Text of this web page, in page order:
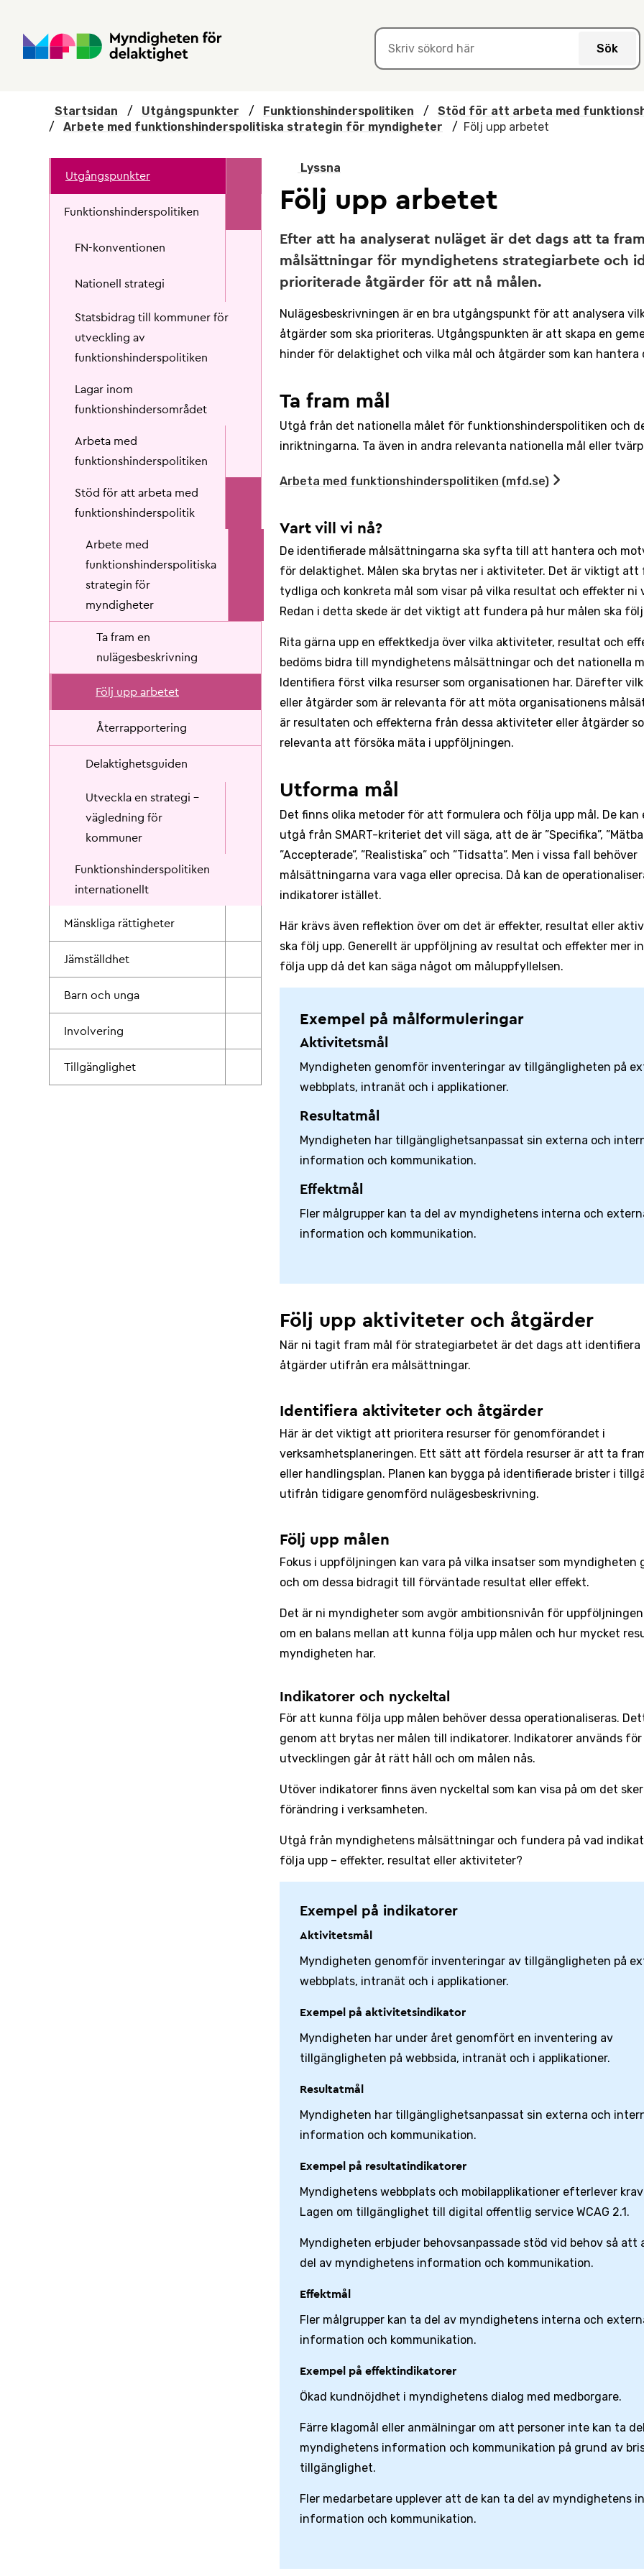
Sök
Startsidan / Utgångspunkter / Funktionshinderspolitiken /
Stöd för att arbeta med
/
Arbete med funktionshinderspolitiska strategin för myndigheter / Följ upp arbetet
Utgångspunkter
Funktionshinderspolitiken
FN-konventionen
Nationell strategi
Statsbidrag till kommuner för
utveckling av
funktionshinderspolitiken
Lagar inom
funktionshindersområdet
Arbeta med
funktionshinderspolitiken
Stöd för att arbeta med
funktionshinderspolitik
Arbete med
funktionshinderspolitiska
strategin för
myndigheter
Ta fram en
nulägesbeskrivning
Följ upp arbetet
Återrapportering
Delaktighetsguiden
Utveckla en strategi –
vägledning för
kommuner
Funktionshinderspolitiken
internationellt
Mänskliga rättigheter
Jämställdhet
Barn och unga
Involvering
Tillgänglighet
Lyssna
Följ upp arbetet
Efter att ha analyserat nuläget är det dags att ta fram
målsättningar för myndighetens strategiarbete och
prioriterade åtgärder för att nå målen.
Nulägesbeskrivningen är en bra utgångspunkt för att analysera
åtgärder som ska prioriteras. Utgångspunkten är att skapa en
hinder för delaktighet och vilka mål och åtgärder som kan hantera
Ta fram mål
Utgå från det nationella målet för funktionshinderspolitiken och
inriktningarna. Ta även in andra relevanta nationella mål eller
Arbeta med funktionshinderspolitiken (mfd.se)
Vart vill vi nå?
De identifierade målsättningarna ska syfta till att hantera och
för delaktighet. Målen ska brytas ner i aktiviteter. Det är viktigt att
tydliga och konkreta mål som visar på vilka resultat och effekter ni
Redan i detta skede är det viktigt att fundera på hur målen ska
Rita gärna upp en effektkedja över vilka aktiviteter, resultat och
bedöms bidra till myndighetens målsättningar och det nationella
Identifiera först vilka resurser som organisationen har. Därefter
eller åtgärder som är relevanta för att möta organisationens
är resultaten och effekterna från dessa aktiviteter eller åtgärder
relevanta att försöka mäta i uppföljningen.
Utforma mål
Det finns olika metoder för att formulera och följa upp mål. De kan
utgå från SMART-kriteriet det vill säga, att de är ”Specifika”,
”Accepterade”, ”Realistiska” och ”Tidsatta”. Men i vissa fall behöver
målsättningarna vara vaga eller oprecisa. Då kan de
indikatorer istället.
Här krävs även reflektion över om det är effekter, resultat eller
ska följ upp. Generellt är uppföljning av resultat och effekter mer
följa upp då det kan säga något om måluppfyllelsen.
Exempel på målformuleringar
Aktivitetsmål
Myndigheten genomför inventeringar av tillgängligheten på
webbplats, intranät och i applikationer.
Resultatmål
Myndigheten har tillgänglighetsanpassat sin externa och
information och kommunikation.
Effektmål
Fler målgrupper kan ta del av myndighetens interna och
information och kommunikation.
Följ upp aktiviteter och åtgärder
När ni tagit fram mål för strategiarbetet är det dags att identifiera
åtgärder utifrån era målsättningar.
­Identifiera aktiviteter och åtgärder
Här är det viktigt att prioritera resurser för genomförandet i
verksamhetsplaneringen. Ett sätt att fördela resurser är att ta
eller handlingsplan. Planen kan bygga på identifierade brister i
utifrån tidigare genomförd nulägesbeskrivning.
Följ upp målen
Fokus i uppföljningen kan vara på vilka insatser som myndigheten
och om dessa bidragit till förväntade resultat eller effekt.
Det är ni myndigheter som avgör ambitionsnivån för
om en balans mellan att kunna följa upp målen och hur mycket
myndigheten har.
Indikatorer och nyckeltal
För att kunna följa upp målen behöver dessa operationaliseras.
genom att brytas ner målen till indikatorer. Indikatorer används
utvecklingen går åt rätt håll och om målen nås.
Utöver indikatorer finns även nyckeltal som kan visa på om det
förändring i verksamheten.
Utgå från myndighetens målsättningar och fundera på vad
följa upp – effekter, resultat eller aktiviteter?
Exempel på indikatorer
Aktivitetsmål
Myndigheten genomför inventeringar av tillgängligheten på
webbplats, intranät och i applikationer.
Exempel på aktivitetsindikator
Myndigheten har under året genomfört en inventering av
tillgängligheten på webbsida, intranät och i applikationer.
Resultatmål
Myndigheten har tillgänglighetsanpassat sin externa och
information och kommunikation.
Exempel på resultatindikatorer
Myndighetens webbplats och mobilapplikationer efterlever
Lagen om tillgänglighet till digital offentlig service WCAG 2.1.
Myndigheten erbjuder behovsanpassade stöd vid behov så att
del av myndighetens information och kommunikation.
Effektmål
Fler målgrupper kan ta del av myndighetens interna och
information och kommunikation.
Exempel på effektindikatorer
Ökad kundnöjdhet i myndighetens dialog med medborgare.
Färre klagomål eller anmälningar om att personer inte kan ta
myndighetens information och kommunikation på grund av
tillgänglighet.
Fler medarbetare upplever att de kan ta del av myndighetens
information och kommunikation.